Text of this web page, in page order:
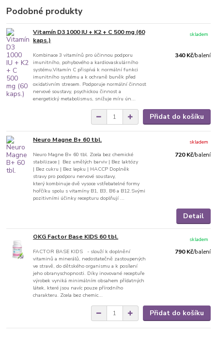
Podobné produkty
Vitamín D3 1000 IU + K2 + C 500 mg (60
kaps.)
Kombinace 3 vitamínů pro účinnou podporu
imunitního, pohybového a kardiovaskulárního
systému.Vitamín C přispívá k normální funkci
imunitního systému a k ochraně buněk před
oxidativním stresem. Podporuje normální činnost
nervové soustavy, psychickou činnost a
energetický metabolismus, snižuje míru ún...
340 Kč/balení
skladem
Přidat do košíku
Neuro Magne B+ 60 tbl.
Neuro Magne B+ 60 tbl. Zcela bez chemické
stabilizace | Bez umělých barviv | Bez laktózy
| Bez cukru | Bez lepku | HACCP Doplněk
stravy pro podporu nervové soustavy,
který kombinuje dvě vysoce vstřebatelné formy
hořčíku spolu s vitamíny B1, B3, B6 a B12.Svými
pozitivními účinky recepturu doplňují ...
720 Kč/balení
skladem
Detail
OKG Factor Base KIDS 60 tbl.
FACTOR BASE KIDS - slouží k doplnění
vitaminů a minerálů, nedostatečně zastoupených
ve stravě, do dětského organismu a k posílení
jeho obranyschopnosti. Díky inovované receptuře
výrobek vyniká minimálním obsahem přídatných
látek, které jsou navíc pouze přírodního
charakteru. Zcela bez chemic...
790 Kč/balení
skladem
Přidat do košíku